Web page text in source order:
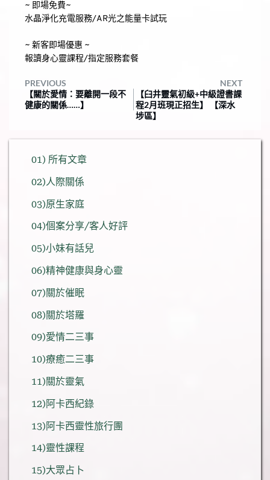
~ 即場免費~
水晶淨化充電服務/AR光之能量卡試玩
~ 新客即場優惠 ~
報讀身心靈課程/指定服務套餐
PREVIOUS
NEXT
【關於愛情：要離開一段不
健康的關係……】
【臼井靈氣初級+中級證書課
程2月班現正招生】 【深水
埗區】
01) 所有文章
02)人際關係
03)原生家庭
04)個案分享/客人好評
05)小妹有話兒
06)精神健康與身心靈
07)關於催眠
08)關於塔羅
09)愛情二三事
10)療癒二三事
11)關於靈氣
12)阿卡西紀錄
13)阿卡西靈性旅行團
14)靈性課程
15)大眾占卜